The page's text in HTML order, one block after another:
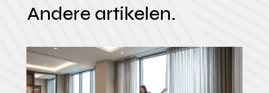
Andere artikelen.